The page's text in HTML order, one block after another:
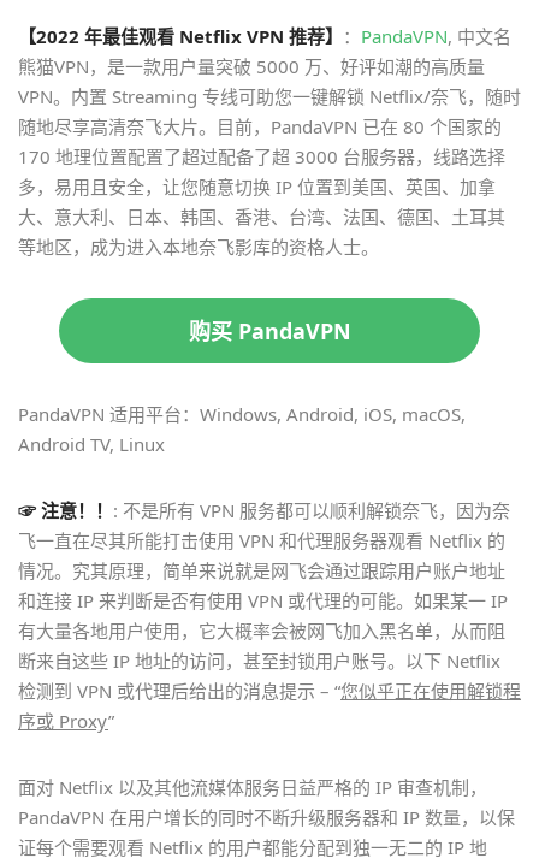
【2022 年最佳观看 Netflix VPN 推荐】 ： PandaVPN, 中文名
熊猫VPN，是一款用户量突破 5000 万、好评如潮的高质量
VPN。内置 Streaming 专线可助您一键解锁 Netflix/奈飞，随时
随地尽享高清奈飞大片。目前，PandaVPN 已在 80 个国家的
170 地理位置配置了超过配备了超 3000 台服务器，线路选择
多，易用且安全，让您随意切换 IP 位置到美国、英国、加拿
大、意大利、日本、韩国、香港、台湾、法国、德国、土耳其
等地区，成为进入本地奈飞影库的资格人士。
购买 PandaVPN
PandaVPN 适用平台：Windows, Android, iOS, macOS,
Android TV, Linux
☞ 注意！！ : 不是所有 VPN 服务都可以顺利解锁奈飞，因为奈
飞一直在尽其所能打击使用 VPN 和代理服务器观看 Netflix 的
情况。究其原理，简单来说就是网飞会通过跟踪用户账户地址
和连接 IP 来判断是否有使用 VPN 或代理的可能。如果某一 IP
有大量各地用户使用，它大概率会被网飞加入黑名单，从而阻
断来自这些 IP 地址的访问，甚至封锁用户账号。以下 Netflix
检测到 VPN 或代理后给出的消息提示 – “您似乎正在使用解锁程
序或 Proxy”
面对 Netflix 以及其他流媒体服务日益严格的 IP 审查机制，
PandaVPN 在用户增长的同时不断升级服务器和 IP 数量，以保
证每个需要观看 Netflix 的用户都能分配到独一无二的 IP 地